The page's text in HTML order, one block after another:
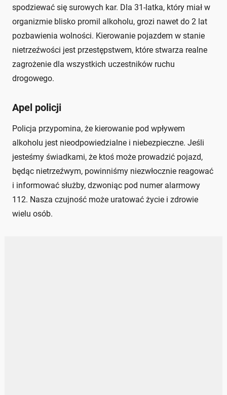
spodziewać się surowych kar. Dla 31-latka, który miał w
organizmie blisko promil alkoholu, grozi nawet do 2 lat
pozbawienia wolności. Kierowanie pojazdem w stanie
nietrzeźwości jest przestępstwem, które stwarza realne
zagrożenie dla wszystkich uczestników ruchu
drogowego.
Apel policji
Policja przypomina, że kierowanie pod wpływem
alkoholu jest nieodpowiedzialne i niebezpieczne. Jeśli
jesteśmy świadkami, że ktoś może prowadzić pojazd,
będąc nietrzeźwym, powinniśmy niezwłocznie reagować
i informować służby, dzwoniąc pod numer alarmowy
112. Nasza czujność może uratować życie i zdrowie
wielu osób.